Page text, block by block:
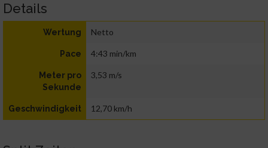
Details
Wertung Netto
Pace 4:43 min/km
Meter pro
Sekunde
3,53 m/s
Geschwindigkeit 12,70 km/h